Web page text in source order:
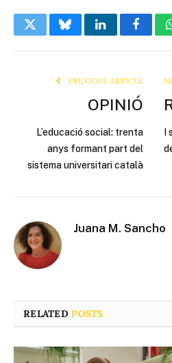
TwitterBlueskyLinkedIn
PREVIOUS ARTICLE
OPINIÓ
L’educació social: trenta
anys formant part del
sistema universitari català
Juana M. Sancho
RELATEDPOSTS